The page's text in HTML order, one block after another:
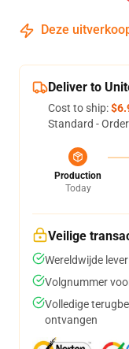
Deze
Deliver to
Cost to ship:
Standard -
Production
Today
Veilige
Wereldwijde
Volgnummer
Volledige
ontvangen